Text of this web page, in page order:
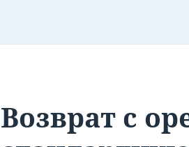
Возврат с